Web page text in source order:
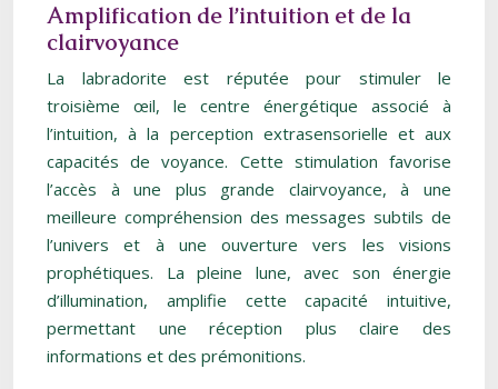
Amplification de l’intuition et de la
clairvoyance
La labradorite est réputée pour stimuler le
troisième œil, le centre énergétique associé à
l’intuition, à la perception extrasensorielle et aux
capacités de voyance. Cette stimulation favorise
l’accès à une plus grande clairvoyance, à une
meilleure compréhension des messages subtils de
l’univers et à une ouverture vers les visions
prophétiques. La pleine lune, avec son énergie
d’illumination, amplifie cette capacité intuitive,
permettant une réception plus claire des
informations et des prémonitions.